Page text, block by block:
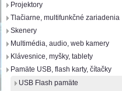
Projektory
Tlačiarne, multifunkčné zariadenia
Skenery
Multimédia, audio, web kamery
Klávesnice, myšky, tablety
Pamäte USB, flash karty, čítačky
USB Flash pamäte